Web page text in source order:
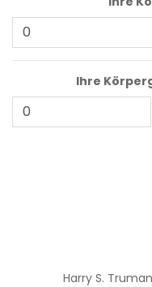
Ihre
Harry S.